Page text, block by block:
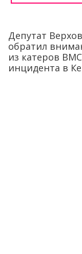
Депутат
обратил
из катеров
инцидента в